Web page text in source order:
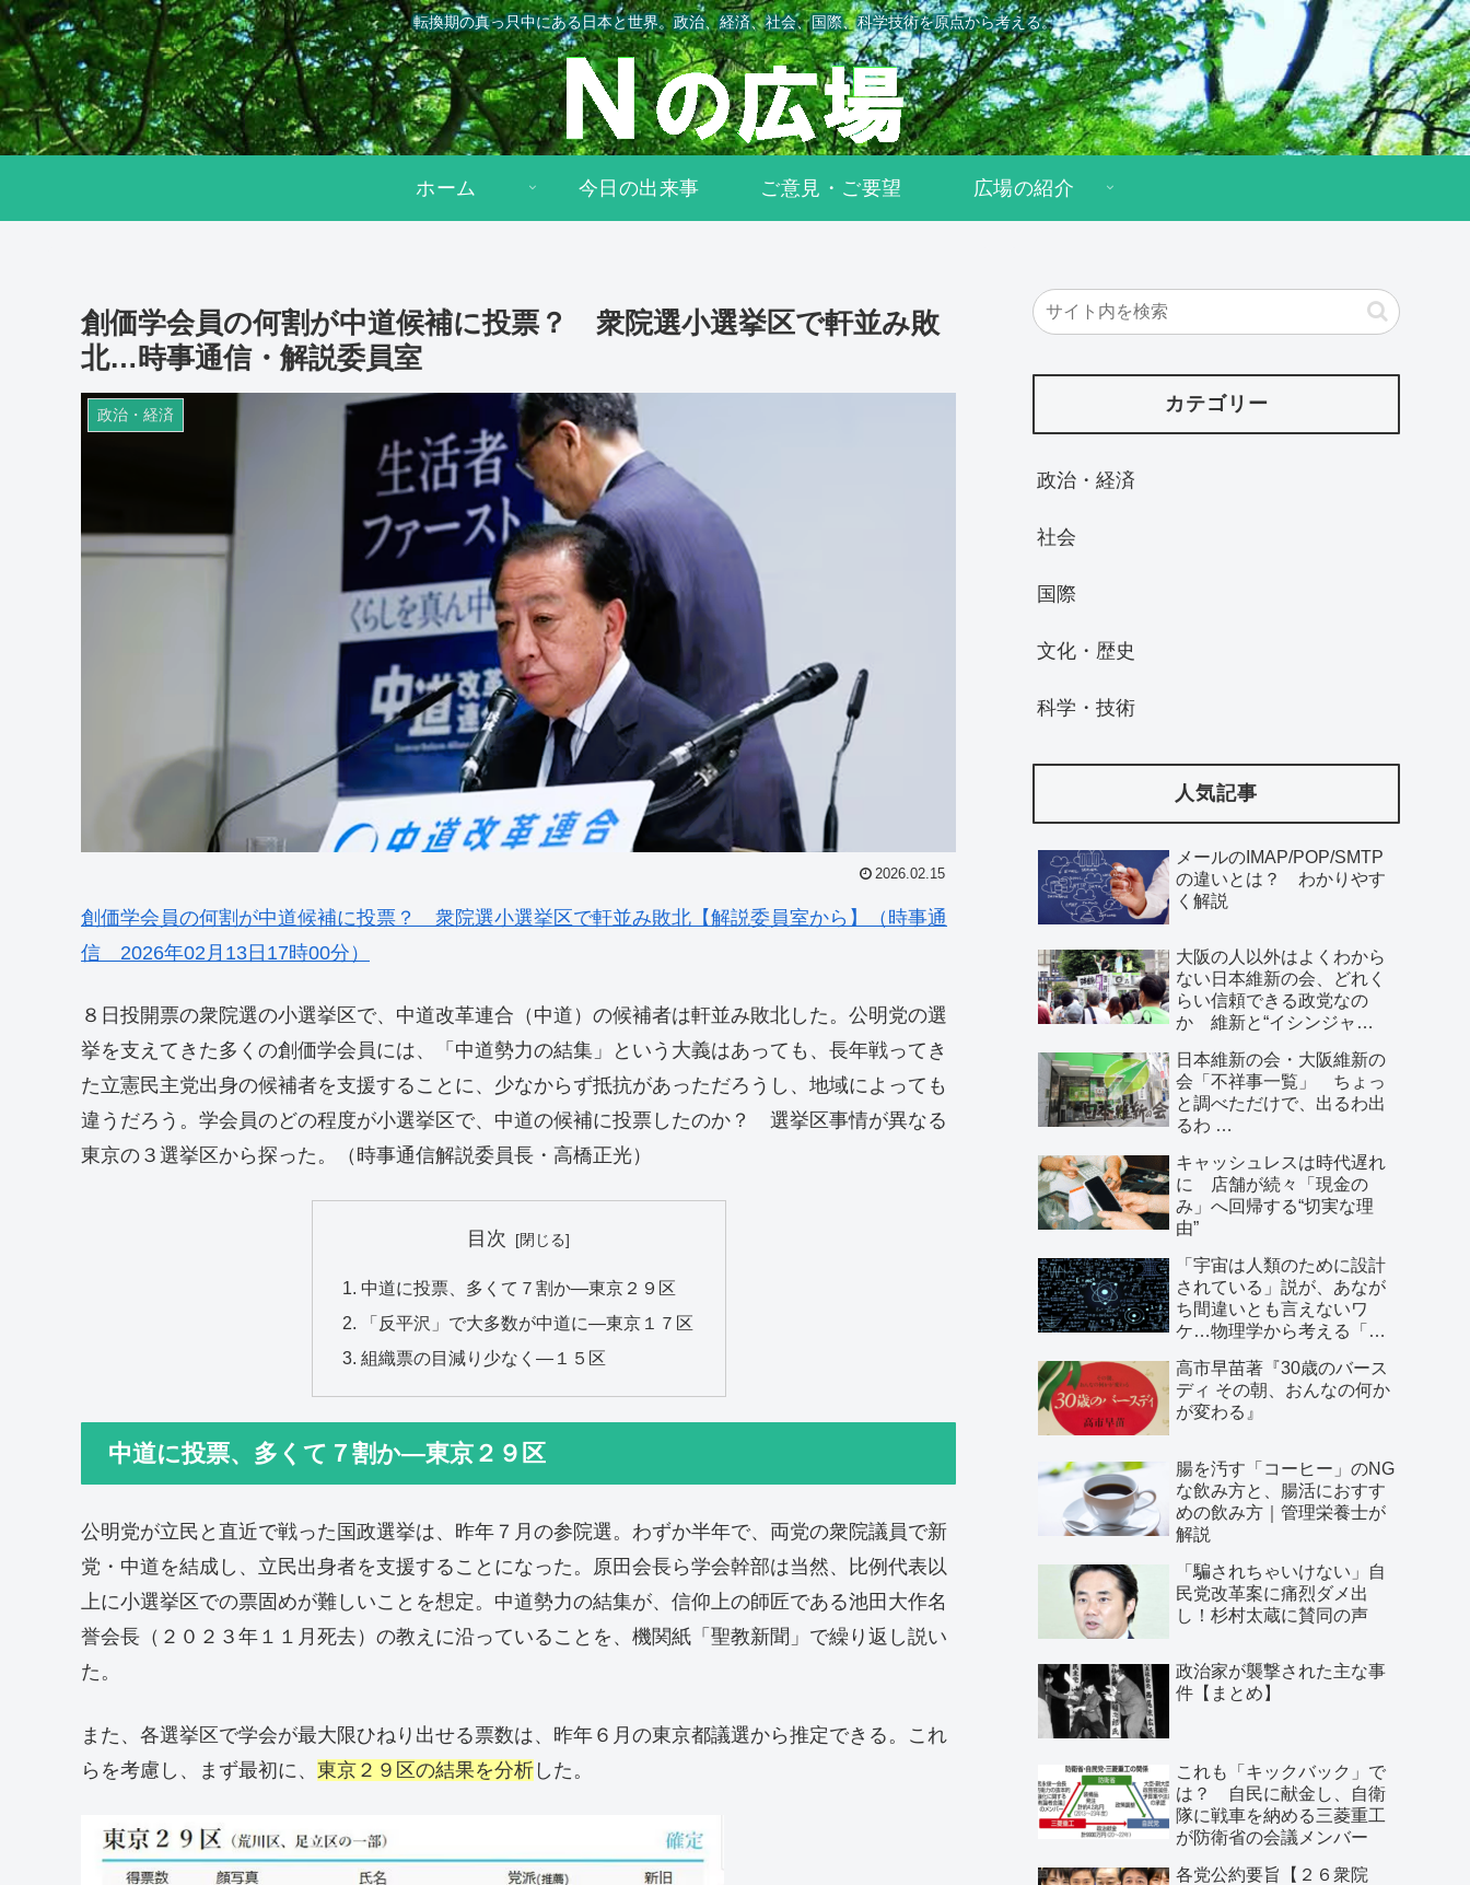
転換期の真っ只中にある日本と世界。政治、経済、社会、国際、科学技術を原点から考える。
ホーム 今日の出来事 ご意見・ご要望 広場の紹介
創価学会員の何割が中道候補に投票？ 衆院選小選挙区で軒並み敗
北…時事通信・解説委員室
政治・経済
2026.02.15
創価学会員の何割が中道候補に投票？ 衆院選小選挙区で軒並み敗北【解説委員室から】（時事通
信 2026年02月13日17時00分）
８日投開票の衆院選の小選挙区で、中道改革連合（中道）の候補者は軒並み敗北した。公明党の選
挙を支えてきた多くの創価学会員には、「中道勢力の結集」という大義はあっても、長年戦ってき
た立憲民主党出身の候補者を支援することに、少なからず抵抗があっただろうし、地域によっても
違うだろう。学会員のどの程度が小選挙区で、中道の候補に投票したのか？ 選挙区事情が異なる
東京の３選挙区から探った。（時事通信解説委員長・高橋正光）
目次
中道に投票、多くて７割か―東京２９区
「反平沢」で大多数が中道に―東京１７区
組織票の目減り少なく―１５区
中道に投票、多くて７割か―東京２９区
公明党が立民と直近で戦った国政選挙は、昨年７月の参院選。わずか半年で、両党の衆院議員で新
党・中道を結成し、立民出身者を支援することになった。原田会長ら学会幹部は当然、比例代表以
上に小選挙区での票固めが難しいことを想定。中道勢力の結集が、信仰上の師匠である池田大作名
誉会長（２０２３年１１月死去）の教えに沿っていることを、機関紙「聖教新聞」で繰り返し説い
た。
また、各選挙区で学会が最大限ひねり出せる票数は、昨年６月の東京都議選から推定できる。これ
らを考慮し、まず最初に、 東京２９区の結果を分析 した。
カテゴリー
政治・経済
社会
国際
文化・歴史
科学・技術
人気記事
メールのIMAP/POP/SMTP
の違いとは？ わかりやす
く解説
大阪の人以外はよくわから
ない日本維新の会、どれく
らい信頼できる政党なの
か 維新と“イシンジャ
る、大阪で起きていること
日本維新の会・大阪維新の
会「不祥事一覧」 ちょっ
と調べただけで、出るわ出
るわ …
キャッシュレスは時代遅れ
に 店舗が続々「現金の
み」へ回帰する“切実な理
由”
「宇宙は人類のために設計
されている」説が、あなが
ち間違いとも言えないワ
ケ…物理学から考える「こ
高市早苗著『30歳のバース
ディ その朝、おんなの何か
が変わる』
腸を汚す「コーヒー」のNG
な飲み方と、腸活におすす
めの飲み方｜管理栄養士が
解説
「騙されちゃいけない」自
民党改革案に痛烈ダメ出
し！杉村太蔵に賛同の声
政治家が襲撃された主な事
件【まとめ】
これも「キックバック」で
は？ 自民に献金し、自衛
隊に戦車を納める三菱重工
が防衛省の会議メンバー
各党公約要旨【２６衆院